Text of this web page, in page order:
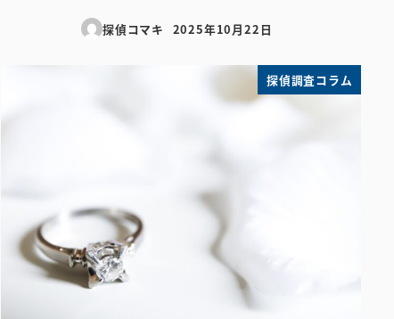
探偵コマキ
投稿日
2025年10月22日
探偵調査コラム